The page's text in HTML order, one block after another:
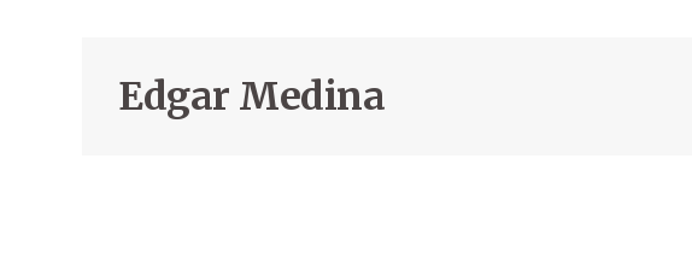
Edgar Medina